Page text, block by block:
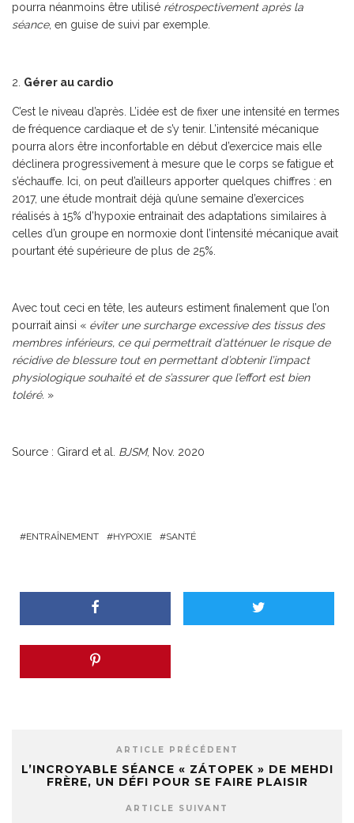
pourra néanmoins être utilisé rétrospectivement après la
séance, en guise de suivi par exemple.
Gérer au cardio
C’est le niveau d’après. L’idée est de fixer une intensité en termes
de fréquence cardiaque et de s’y tenir. L’intensité mécanique
pourra alors être inconfortable en début d’exercice mais elle
déclinera progressivement à mesure que le corps se fatigue et
s’échauffe. Ici, on peut d’ailleurs apporter quelques chiffres : en
2017, une étude montrait déjà qu’une semaine d’exercices
réalisés à 15% d’hypoxie entrainait des adaptations similaires à
celles d’un groupe en normoxie dont l’intensité mécanique avait
pourtant été supérieure de plus de 25%.
Avec tout ceci en tête, les auteurs estiment finalement que l’on
pourrait ainsi « éviter une surcharge excessive des tissus des
membres inférieurs, ce qui permettrait d’atténuer le risque de
récidive de blessure tout en permettant d’obtenir l’impact
physiologique souhaité et de s’assurer que l’effort est bien
toléré. »
Source : Girard et al. BJSM, Nov. 2020
ENTRAÎNEMENT HYPOXIE SANTÉ
ARTICLE PRÉCÉDENT
L’INCROYABLE SÉANCE « ZÁTOPEK » DE MEHDI
FRÈRE, UN DÉFI POUR SE FAIRE PLAISIR
ARTICLE SUIVANT